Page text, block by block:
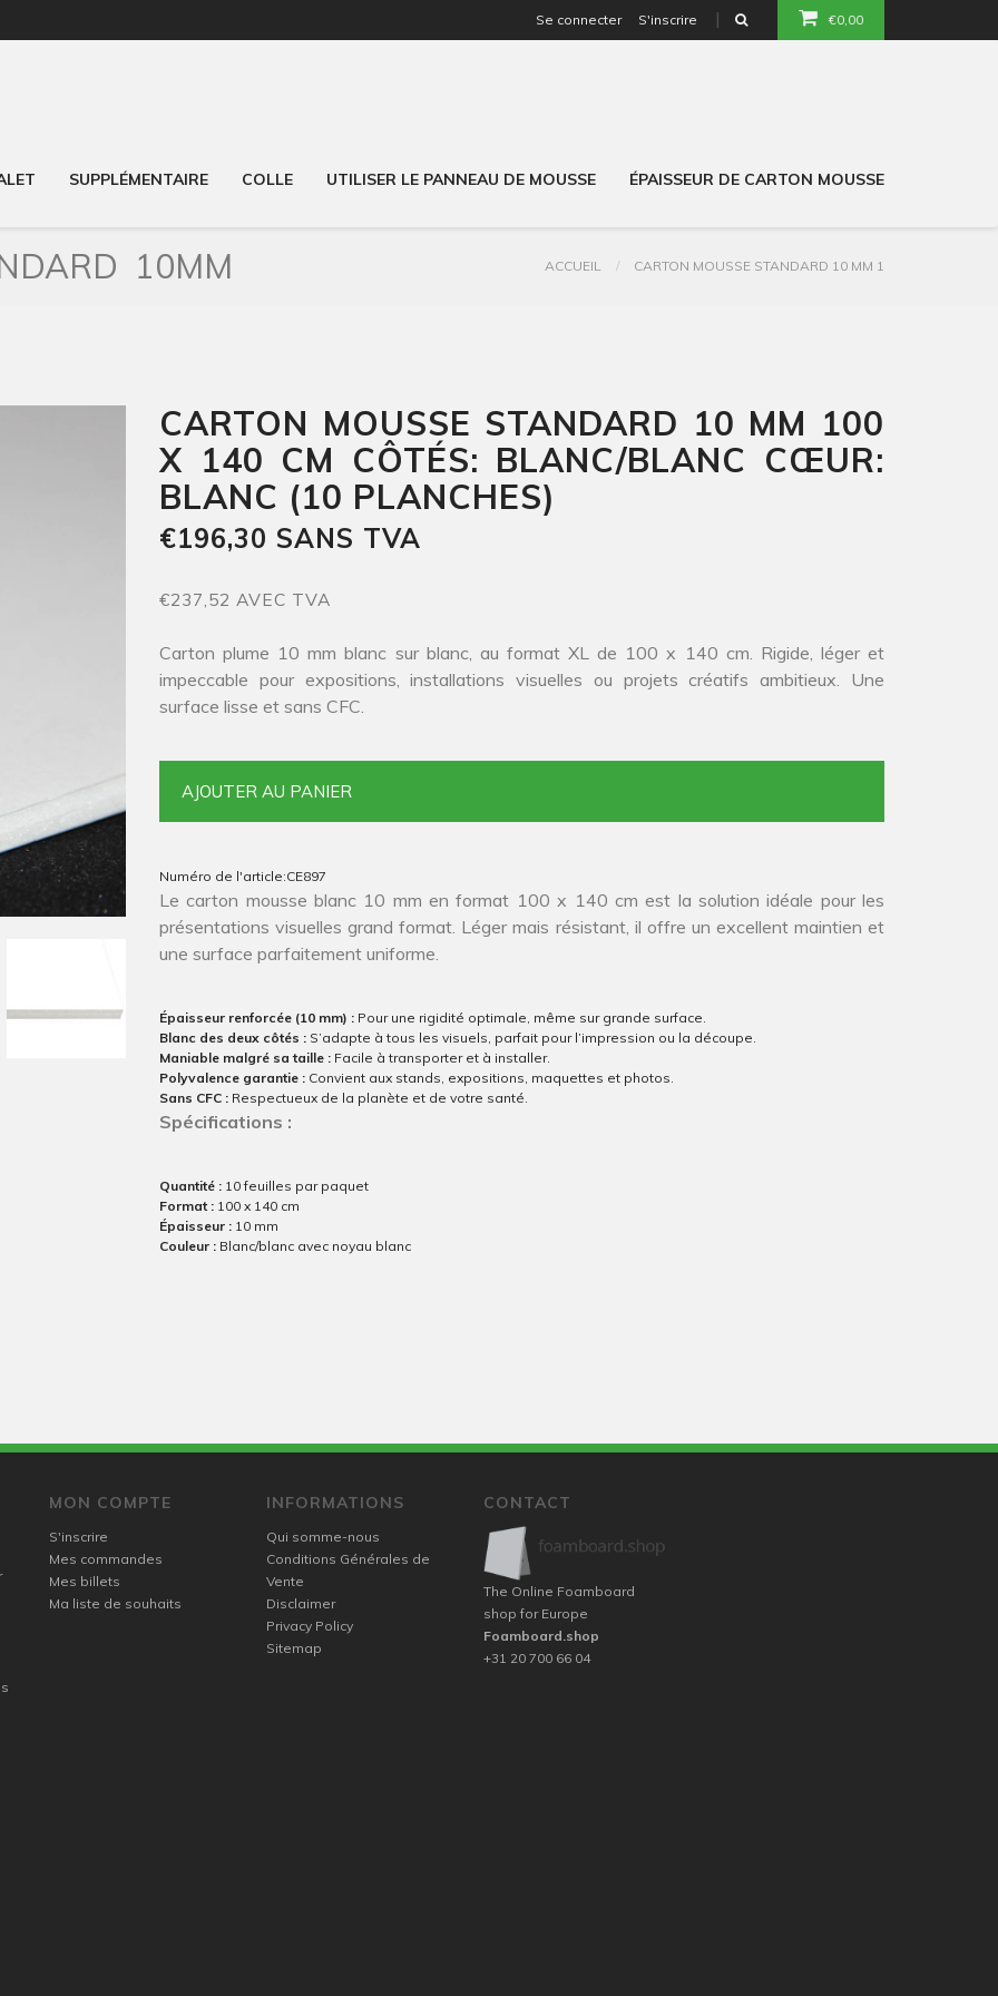
Se connecter S'inscrire €0,00
SUPPLÉMENTAIRE COLLE UTILISER LE PANNEAU DE MOUSSE ÉPAISSEUR DE CARTON MOUSSE
10MM ACCUEIL CARTON MOUSSE STANDARD 10 MM 1
CARTON MOUSSE STANDARD 10 MM 100
X 140 CM CÔTÉS: BLANC/BLANC CŒUR:
BLANC (10 PLANCHES)
€196,30 SANS TVA
€237,52 AVEC TVA
Carton plume 10 mm blanc sur blanc, au format XL de 100 x 140 cm. Rigide, léger et
impeccable pour expositions, installations visuelles ou projets créatifs ambitieux. Une
surface lisse et sans CFC.
AJOUTER AU PANIER
Numéro de l'article:CE897
Le carton mousse blanc 10 mm en format 100 x 140 cm est la solution idéale pour les
présentations visuelles grand format. Léger mais résistant, il offre un excellent maintien et
une surface parfaitement uniforme.
Épaisseur renforcée (10 mm) : Pour une rigidité optimale, même sur grande surface.
Blanc des deux côtés : S’adapte à tous les visuels, parfait pour l’impression ou la découpe.
Maniable malgré sa taille : Facile à transporter et à installer.
Polyvalence garantie : Convient aux stands, expositions, maquettes et photos.
Sans CFC : Respectueux de la planète et de votre santé.
Spécifications :
Quantité : 10 feuilles par paquet
Format : 100 x 140 cm
Épaisseur : 10 mm
Couleur : Blanc/blanc avec noyau blanc
MON COMPTE
S'inscrire
Mes commandes
Mes billets
Ma liste de souhaits
INFORMATIONS
Qui somme-nous
Conditions Générales de
Vente
Disclaimer
Privacy Policy
Sitemap
CONTACT
The Online Foamboard
shop for Europe
Foamboard.shop
+31 20 700 66 04